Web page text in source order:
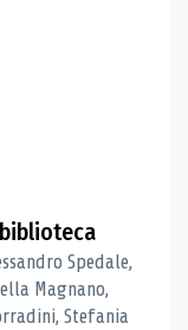
Spedale,
Magnano,
Stefania